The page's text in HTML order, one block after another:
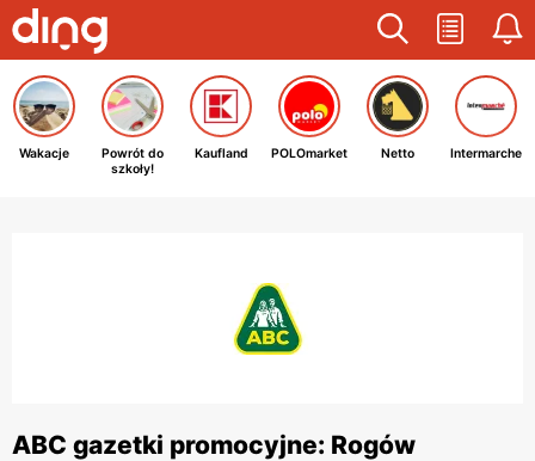
Wakacje
Powrót do
szkoły!
Kaufland POLOmarket Netto Intermarche
ABC gazetki promocyjne: Rogów